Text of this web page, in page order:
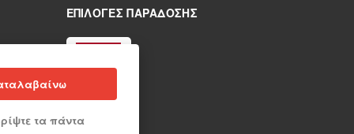
ΕΠΙΛΟΓΈΣ ΠΑΡΆΔΟΣΗΣ
τα πάντα